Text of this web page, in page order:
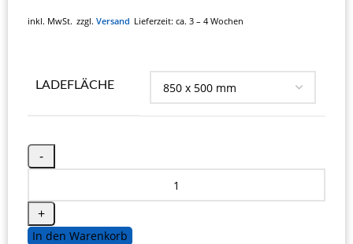
inkl. MwSt. zzgl. Versand Lieferzeit: ca. 3 – 4 Wochen
LADEFLÄCHE
In den Warenkorb